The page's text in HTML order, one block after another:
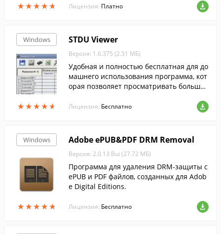
★★★★★
★★★★★ Лицензия: Платно
Windows
★★★★★
★★★★★
STDU Viewer
Версия: 1.6.375 (2.51 МБ)
Удобная и полностью бесплатная для до
машнего использования программа, кот
орая позволяет просматривать большое
иксов.
Лицензия: Бесплатно
Windows
★★★★★
★★★★★
Adobe ePUB&PDF DRM Removal
Версия: 2.0.13 Bui (27.72 МБ)
Программа для удаления DRM-защиты с
ePUB и PDF файлов, созданных для Adob
e Digital Editions.
Лицензия: Бесплатно